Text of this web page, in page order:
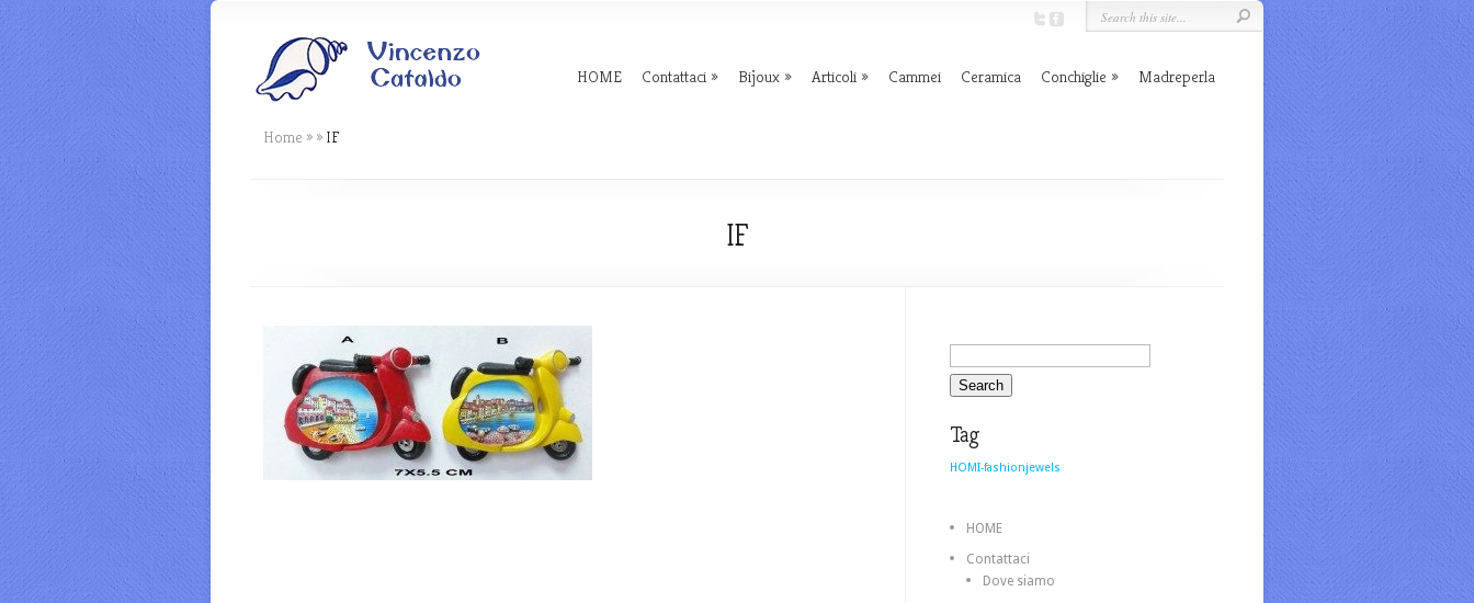
HOME Contattaci Bijoux Articoli Cammei Ceramica Conchiglie Madreperla
Home » » IF
IF
Tag
HOMI-fashionjewels
HOME
Contattaci
Dove siamo